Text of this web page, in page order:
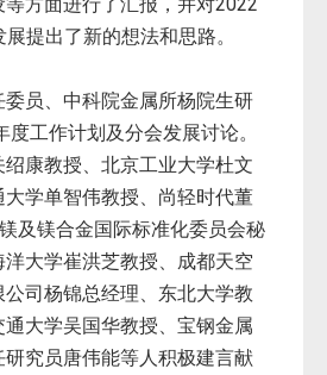
提出了新的想法和思路。
员、中科院金属所杨院生研
工作计划及分会发展讨论。
康教授、北京工业大学杜文
学单智伟教授、尚轻时代董
及镁合金国际标准化委员会秘
大学崔洪芝教授、成都天空
司杨锦总经理、东北大学教
大学吴国华教授、宝钢金属
究员唐伟能等人积极建言献